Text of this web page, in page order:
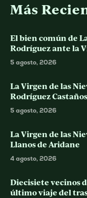
Más
El bien común de
Rodríguez ante la
5 agosto, 2026
La Virgen de las
Rodríguez
5 agosto, 2026
La Virgen de las
Llanos de Aridane
4 agosto, 2026
Diecisiete vecinos
último viaje del